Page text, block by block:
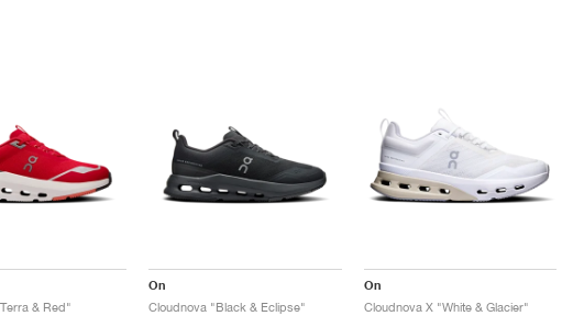
& Red"
On
Cloudnova "Black & Eclipse"
On
Cloudnova X "White & Glacier"